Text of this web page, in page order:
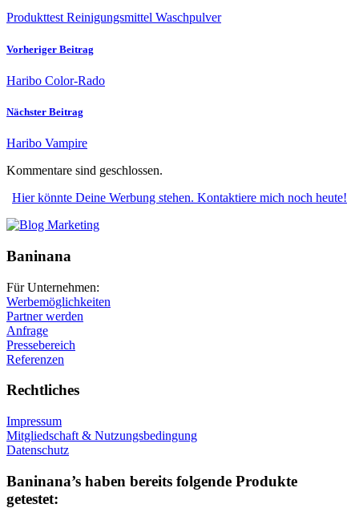
Produkttest Reinigungsmittel Waschpulver
Vorheriger Beitrag
Haribo Color-Rado
Nächster Beitrag
Haribo Vampire
Kommentare sind geschlossen.
Hier könnte Deine Werbung stehen. Kontaktiere mich noch heute!
Baninana
Für Unternehmen:
Werbemöglichkeiten
Partner werden
Anfrage
Pressebereich
Referenzen
Rechtliches
Impressum
Mitgliedschaft & Nutzungsbedingung
Datenschutz
Baninana’s haben bereits folgende Produkte
getestet: